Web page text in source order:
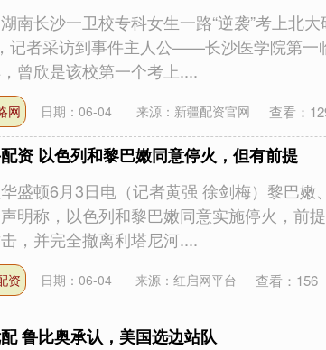
南长沙一卫校专科女生一路“逆袭”考上北
记者采访到事件主人公——长沙医学院第一
曾欣是该校第一个考上....
网 日期：06-04 来源：新疆配资官网 查看：
资 以色列和黎巴嫩同意停火，但有前提
盛顿6月3日电（记者黄强 徐剑梅）黎巴嫩
明称，以色列和黎巴嫩同意实施停火，前
，并完全撤离利塔尼河....
资 日期：06-04 来源：红启网平台 查看： 156
鲁比奥承认，美国选边站队